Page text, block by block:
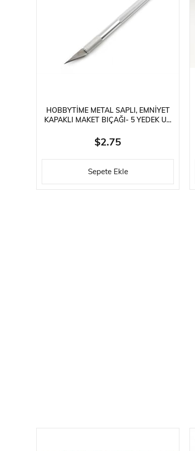
STOK DURUMU
HOBBYTIME METAL SAPLI, EMNIYET
KAPAKLI MAKET BIÇAĞI- 5 YEDEK UÇ
$2.75
Sepete Ekle